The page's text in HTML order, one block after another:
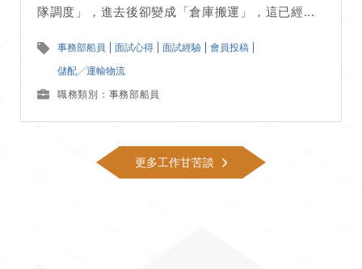
隊調度」，進去後卻變成「倉庫搬運」，這已經...
事務部船員 面試心得 面試經驗 會員投稿
儲配╱運輸物流
職務類別：事務部船員
更多工作甘苦談